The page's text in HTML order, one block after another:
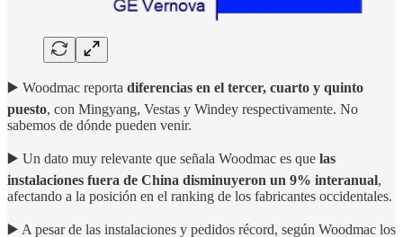
▶️ Woodmac reporta diferencias en el tercer, cuarto y quinto
puesto, con Mingyang, Vestas y Windey respectivamente. No
sabemos de dónde pueden venir.
▶️ Un dato muy relevante que señala Woodmac es que las
instalaciones fuera de China disminuyeron un 9% interanual,
afectando a la posición en el ranking de los fabricantes occidentales.
▶️ A pesar de las instalaciones y pedidos récord, según Woodmac los